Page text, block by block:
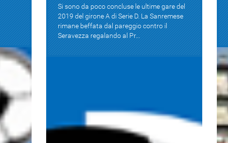
Si sono da poco concluse le ultime gare del
2019 del girone A di Serie D. La Sanremese
rimane beffata dal pareggio contro il
Seravezza regalando al Pr...